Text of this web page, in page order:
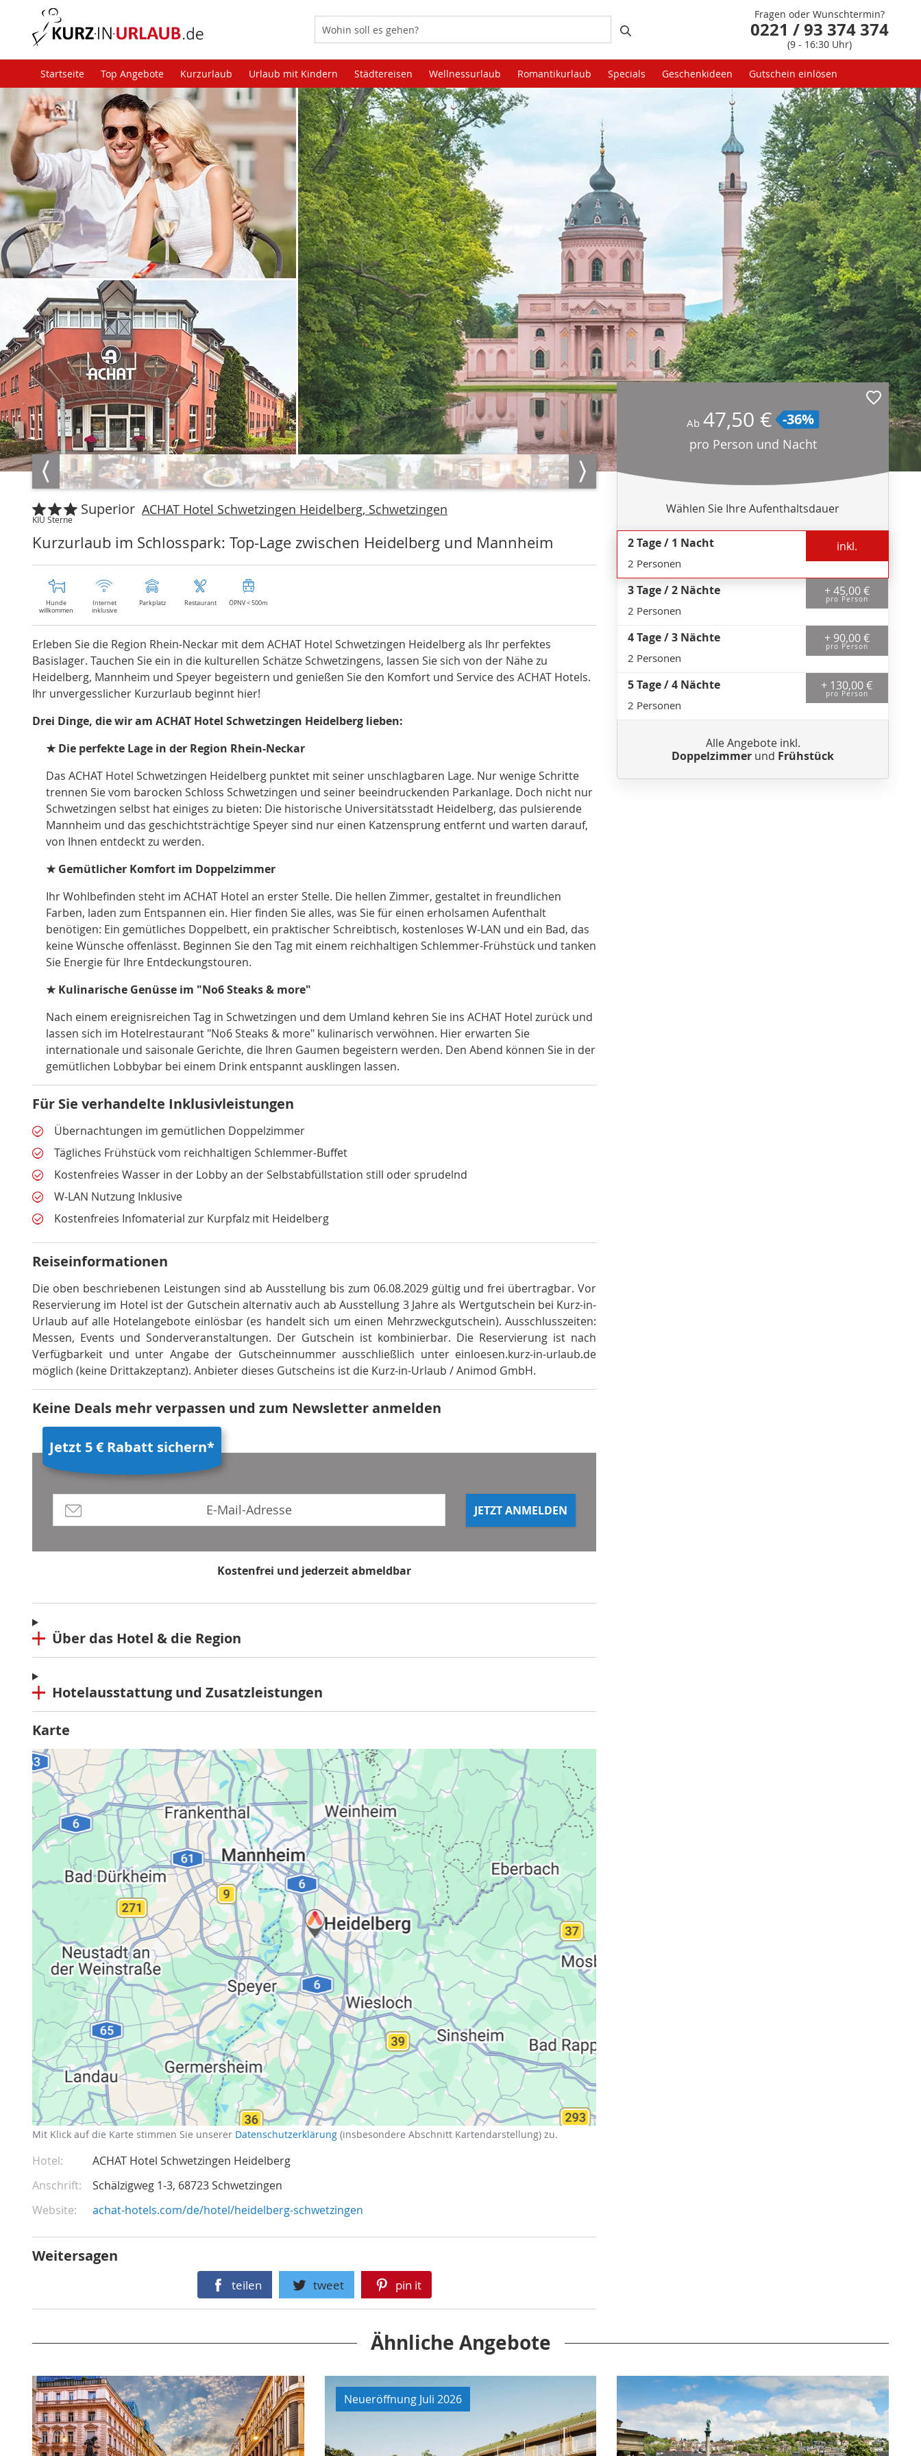
Fragen oder Wunschtermin?
0221 / 93 374 374
(9 - 16:30 Uhr)
Startseite Top Angebote Kurzurlaub Urlaub mit Kindern Städtereisen Wellnessurlaub Romantikurlaub Specials Geschenkideen Gutschein einlösen
Superior
KIU Sterne
ACHAT Hotel Schwetzingen Heidelberg, Schwetzingen
Kurzurlaub im Schlosspark: Top-Lage zwischen Heidelberg und Mannheim
Hunde
willkommen
Internet
inklusive
Parkplatz Restaurant ÖPNV < 500m
Erleben Sie die Region Rhein-Neckar mit dem ACHAT Hotel Schwetzingen Heidelberg als Ihr perfektes
Basislager. Tauchen Sie ein in die kulturellen Schätze Schwetzingens, lassen Sie sich von der Nähe zu
Heidelberg, Mannheim und Speyer begeistern und genießen Sie den Komfort und Service des ACHAT Hotels.
Ihr unvergesslicher Kurzurlaub beginnt hier!
Drei Dinge, die wir am ACHAT Hotel Schwetzingen Heidelberg lieben:
★ Die perfekte Lage in der Region Rhein-Neckar
Das ACHAT Hotel Schwetzingen Heidelberg punktet mit seiner unschlagbaren Lage. Nur wenige Schritte
trennen Sie vom barocken Schloss Schwetzingen und seiner beeindruckenden Parkanlage. Doch nicht nur
Schwetzingen selbst hat einiges zu bieten: Die historische Universitätsstadt Heidelberg, das pulsierende
Mannheim und das geschichtsträchtige Speyer sind nur einen Katzensprung entfernt und warten darauf,
von Ihnen entdeckt zu werden.
★ Gemütlicher Komfort im Doppelzimmer
Ihr Wohlbefinden steht im ACHAT Hotel an erster Stelle. Die hellen Zimmer, gestaltet in freundlichen
Farben, laden zum Entspannen ein. Hier finden Sie alles, was Sie für einen erholsamen Aufenthalt
benötigen: Ein gemütliches Doppelbett, ein praktischer Schreibtisch, kostenloses W-LAN und ein Bad, das
keine Wünsche offenlässt. Beginnen Sie den Tag mit einem reichhaltigen Schlemmer-Frühstück und tanken
Sie Energie für Ihre Entdeckungstouren.
★ Kulinarische Genüsse im "No6 Steaks & more"
Nach einem ereignisreichen Tag in Schwetzingen und dem Umland kehren Sie ins ACHAT Hotel zurück und
lassen sich im Hotelrestaurant "No6 Steaks & more" kulinarisch verwöhnen. Hier erwarten Sie
internationale und saisonale Gerichte, die Ihren Gaumen begeistern werden. Den Abend können Sie in der
gemütlichen Lobbybar bei einem Drink entspannt ausklingen lassen.
Für Sie verhandelte Inklusivleistungen
Übernachtungen im gemütlichen Doppelzimmer
Tägliches Frühstück vom reichhaltigen Schlemmer-Buffet
Kostenfreies Wasser in der Lobby an der Selbstabfüllstation still oder sprudelnd
W-LAN Nutzung Inklusive
Kostenfreies Infomaterial zur Kurpfalz mit Heidelberg
Reiseinformationen
Die oben beschriebenen Leistungen sind ab Ausstellung bis zum 06.08.2029 gültig und frei übertragbar.Vor
Reservierung im Hotel ist der Gutschein alternativ auch ab Ausstellung 3 Jahre als Wertgutschein bei Kurz-in-
Urlaub auf alle Hotelangebote einlösbar (es handelt sich um einen Mehrzweckgutschein).Ausschlusszeiten:
Messen, Events und Sonderveranstaltungen. Der Gutschein ist kombinierbar. Die Reservierung ist nach
Verfügbarkeit und unter Angabe der Gutscheinnummer ausschließlich unter einloesen.kurz-in-urlaub.de
möglich (keine Drittakzeptanz). Anbieter dieses Gutscheins ist die Kurz-in-Urlaub / Animod GmbH.
Keine Deals mehr verpassen und zum Newsletter anmelden
Jetzt 5 € Rabatt sichern*
JETZT ANMELDEN
Kostenfrei und jederzeit abmeldbar
Über das Hotel & die Region
Hotelausstattung und Zusatzleistungen
Karte
Datenschutzerklärung
Mit Klick auf die Karte stimmen Sie unserer Datenschutzerklärung (insbesondere Abschnitt Kartendarstellung) zu.
Hotel
ACHAT Hotel Schwetzingen Heidelberg
Anschrift
Schälzigweg 1-3 68723Schwetzingen
Website
achat-hotels.com/de/hotel/heidelberg-schwetzingen
Weitersagen
teilen tweet pin it
Ab 47,50 € -36%
pro Person und Nacht
Wählen Sie Ihre Aufenthaltsdauer
2 Tage / 1 Nacht inkl.
2 Personen
3 Tage / 2 Nächte + 45,00 €
pro Person
2 Personen
4 Tage / 3 Nächte + 90,00 €
pro Person
2 Personen
5 Tage / 4 Nächte + 130,00 €
pro Person
2 Personen
Alle Angebote inkl.
Doppelzimmer und Frühstück
Ähnliche Angebote
Neueröffnung Juli 2026